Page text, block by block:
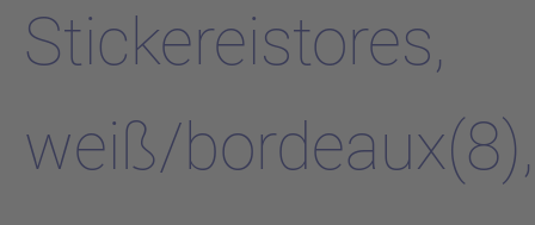
Stickereistores,
weiß/bordeaux(8),